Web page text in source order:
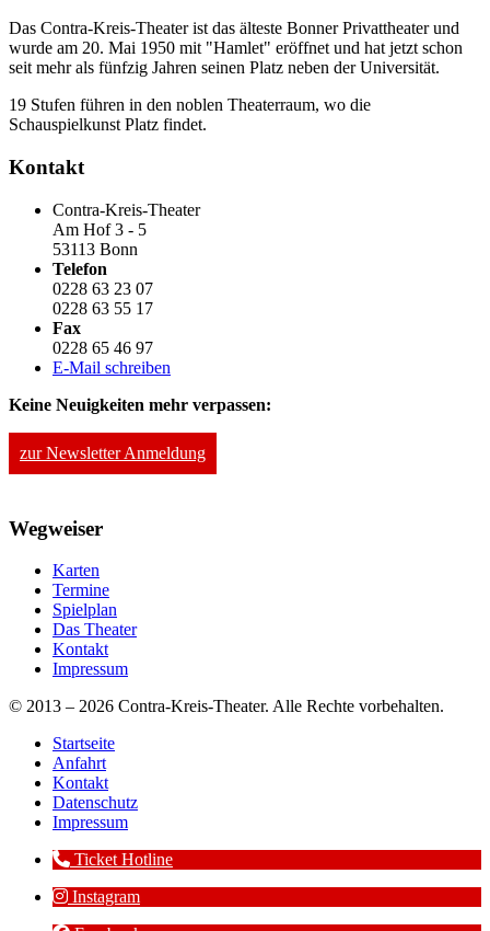
Das Contra-Kreis-Theater ist das älteste Bonner Privattheater und
wurde am 20. Mai 1950 mit "Hamlet" eröffnet und hat jetzt schon
seit mehr als fünfzig Jahren seinen Platz neben der Universität.
19 Stufen führen in den noblen Theaterraum, wo die
Schauspielkunst Platz findet.
Kontakt
Contra-Kreis-Theater
Am Hof 3 - 5
53113 Bonn
Telefon
0228 63 23 07
0228 63 55 17
Fax
0228 65 46 97
E-Mail schreiben
Keine Neuigkeiten mehr verpassen:
zur Newsletter Anmeldung
Wegweiser
Karten
Termine
Spielplan
Das Theater
Kontakt
Impressum
© 2013 – 2026 Contra-Kreis-Theater. Alle Rechte vorbehalten.
Startseite
Anfahrt
Kontakt
Datenschutz
Impressum
Ticket Hotline
Instagram